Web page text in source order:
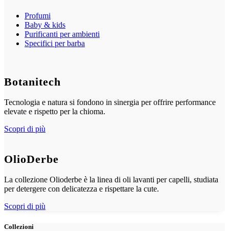
Profumi
Baby & kids
Purificanti per ambienti
Specifici per barba
Botanitech
Tecnologia e natura si fondono in sinergia per offrire performance
elevate e rispetto per la chioma.
Scopri di più
OlioDerbe
La collezione Olioderbe è la linea di oli lavanti per capelli, studiata
per detergere con delicatezza e rispettare la cute.
Scopri di più
Collezioni